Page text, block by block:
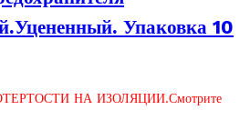
Упаковка 10
НА ИЗОЛЯЦИИ.Смотрите